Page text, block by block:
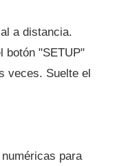
a distancia.
botón "SETUP"
veces. Suelte el
para